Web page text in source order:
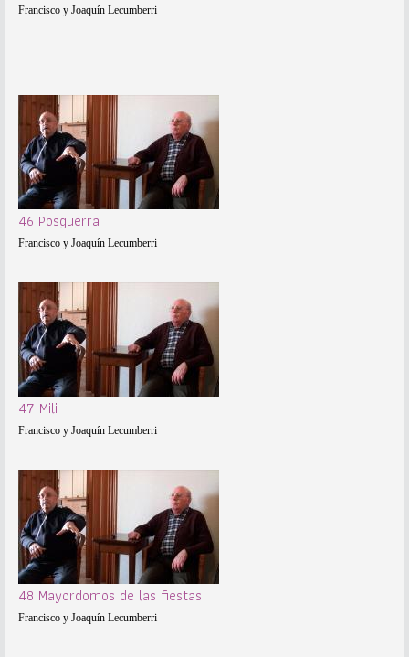
Francisco y Joaquín Lecumberri
46 Posguerra
Francisco y Joaquín Lecumberri
47 Mili
Francisco y Joaquín Lecumberri
48 Mayordomos de las fiestas
Francisco y Joaquín Lecumberri